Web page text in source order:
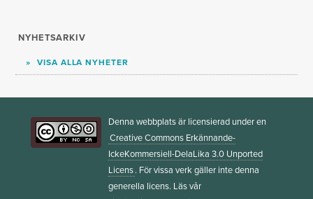
NYHETSARKIV
VISA ALLA NYHETER
Denna webbplats är licensierad under en
Creative Commons Erkännande-
IckeKommersiell-DelaLika 3.0 Unported
Licens. För vissa verk gäller inte denna
generella licens. Läs vår